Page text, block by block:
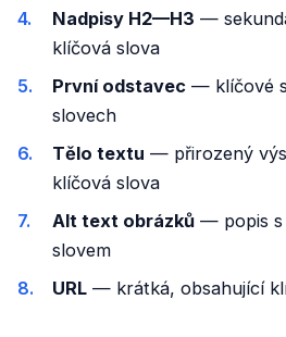
Nadpisy H2—H3 —
klíčová slova
První odstavec — klíčové
slovech
Tělo textu — přirozený
klíčová slova
Alt text obrázků — popis s
slovem
URL — krátká, obsahující